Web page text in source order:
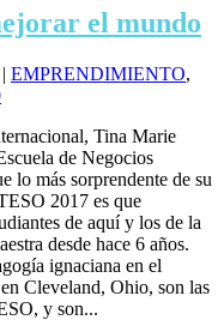
el mundo
| EMPRENDIMIENTO,
Tina Marie
de Negocios
lo más sorprendente de su
2017 es que
de aquí y los de la
desde hace 6 años.
ignaciana en el
Cleveland, Ohio, son las
y son...